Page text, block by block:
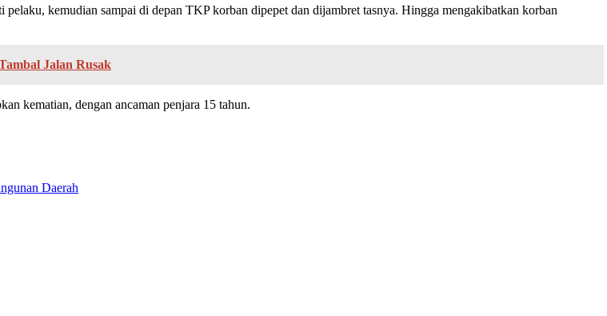
kemudian sampai di depan TKP korban dipepet dan dijambret tasnya. Hingga mengakibatkan korban
Jalan Rusak
kematian, dengan ancaman penjara 15 tahun.
Daerah